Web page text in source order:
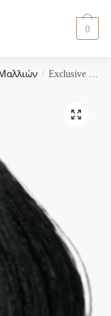
0
/ Exclusive color 100ml – 1.0 ΜΑΥΡΟ